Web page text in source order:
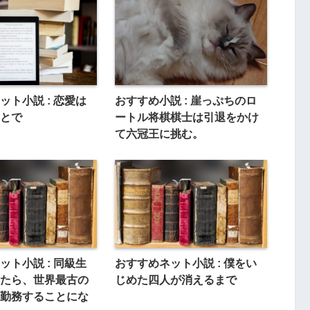
ト小説 : 恋愛は
で
おすすめ小説 : 崖っぷちのロ
ートル将棋棋士は引退をかけ
て六冠王に挑む。
ト小説 : 同級生
ら、世界最古の
務することにな
おすすめネット小説 : 僕をい
じめた四人が消えるまで